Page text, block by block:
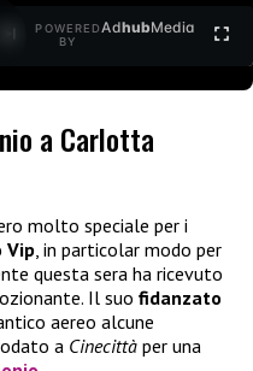
POWERED
BY
AdhubMedia
a Carlotta
molto speciale per i
Vip, in particolar modo per
questa sera ha ricevuto
Il suo fidanzato
aereo alcune
a Cinecittà per una